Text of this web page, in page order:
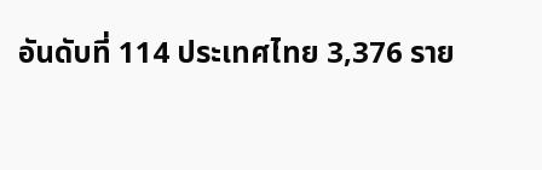
อันดับที่ 114 ประเทศไทย 3,376 ราย